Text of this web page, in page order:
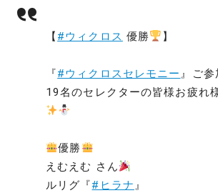
【 #ウィクロス 優勝 】
『#ウィクロスセレモニー 』ご参
19名のセレクターの皆様お疲れ
優勝
えむえむ さん
ルリグ『#ヒラナ 』